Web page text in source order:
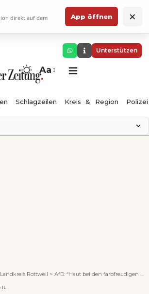
direkt auf dem
App öffnen ×
Unterstützen
Aa
Schlagzeilen Kreis & Region Polizei
Landkreis Rottweil > AfD: “Haut bei den farbfreudigen linken Rottweiler ‘Kulturfreunden’ dünn geworden”